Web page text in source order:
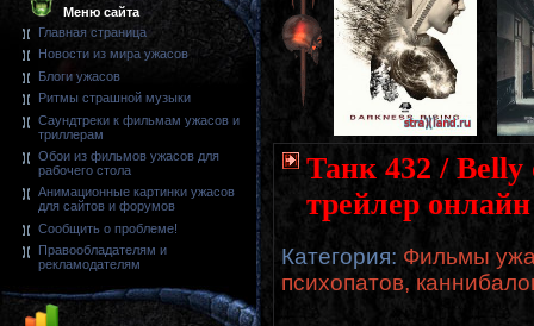
Меню сайта
Главная страница
Новости из мира ужасов
Блоги ужасов
Ритмы страшной музыки
Саундтреки к фильмам ужасов и
триллерам
Обои из фильмов ужасов для
рабочего стола
Анимационные картинки ужасов
для сайтов и форумов
Сообщить о проблеме!
Правообладателям и
рекламодателям
Танк 432 /
трейлер
Категория: Фильмы
психопатов,